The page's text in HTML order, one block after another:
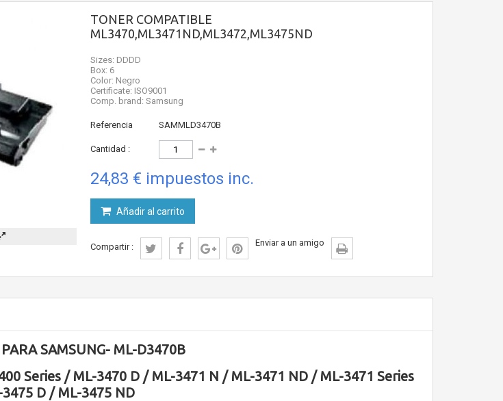
TONER COMPATIBLE
ML3470,ML3471ND,ML3472,ML3475ND
Sizes: DDDD
Box: 6
Color: Negro
Certificate: ISO9001
Comp. brand: Samsung
Referencia SAMMLD3470B
Cantidad :
24,83 € impuestos inc.
Añadir al carrito
Compartir : Enviar a un amigo
SAMSUNG- ML-D3470B
Series / ML-3470 D / ML-3471 N / ML-3471 ND / ML-3471 Series
D / ML-3475 ND